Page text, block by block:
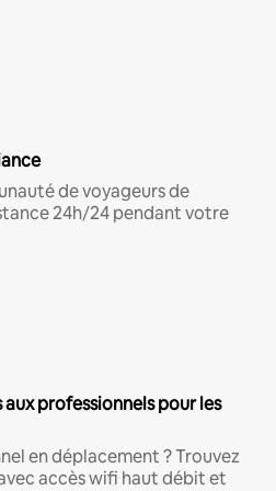
de voyageurs de
24h/24 pendant votre
professionnels pour les
en déplacement ? Trouvez
accès wifi haut débit et